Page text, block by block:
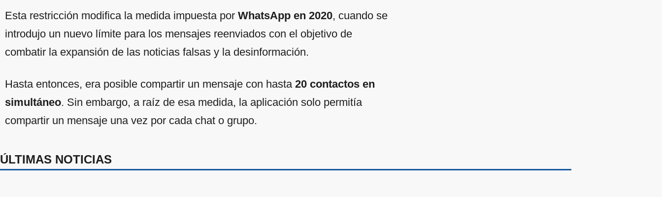
Esta restricción modifica la medida impuesta por WhatsApp en 2020, cuando se
introdujo un nuevo límite para los mensajes reenviados con el objetivo de
combatir la expansión de las noticias falsas y la desinformación.
Hasta entonces, era posible compartir un mensaje con hasta 20 contactos en
simultáneo. Sin embargo, a raíz de esa medida, la aplicación solo permitía
compartir un mensaje una vez por cada chat o grupo.
ÚLTIMAS NOTICIAS